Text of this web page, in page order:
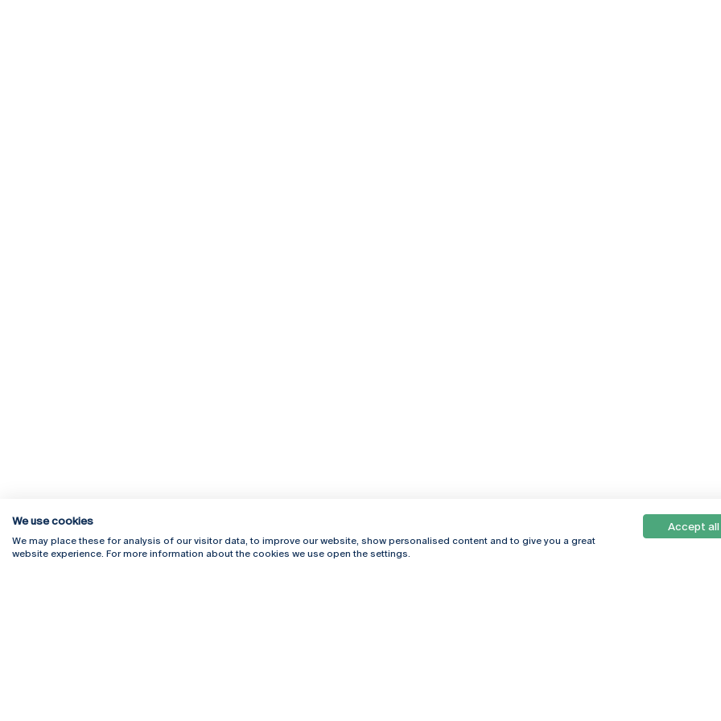
Campus Online
We use cookies
We may place these for analysis of our visitor data, to improve our website, show personalised content and to give you a great
website experience. For more information about the cookies we use open the settings.
Accept all